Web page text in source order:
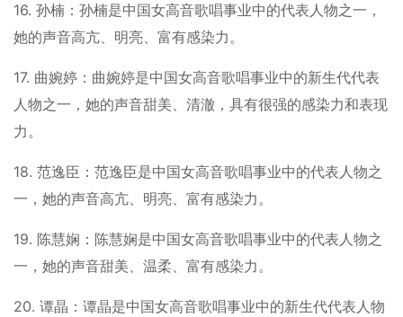
16. 孙楠：孙楠是中国女高音歌唱事业中的代表人物之一，
她的声音高亢、明亮、富有感染力。
17. 曲婉婷：曲婉婷是中国女高音歌唱事业中的新生代代表
人物之一，她的声音甜美、清澈，具有很强的感染力和表现
力。
18. 范逸臣：范逸臣是中国女高音歌唱事业中的代表人物之
一，她的声音高亢、明亮、富有感染力。
19. 陈慧娴：陈慧娴是中国女高音歌唱事业中的代表人物之
一，她的声音甜美、温柔、富有感染力。
20. 谭晶：谭晶是中国女高音歌唱事业中的新生代代表人物